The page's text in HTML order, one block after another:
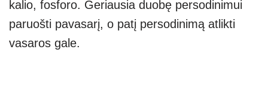
kalio, fosforo. Geriausia duobę persodinimui
paruošti pavasarį, o patį persodinimą atlikti
vasaros gale.